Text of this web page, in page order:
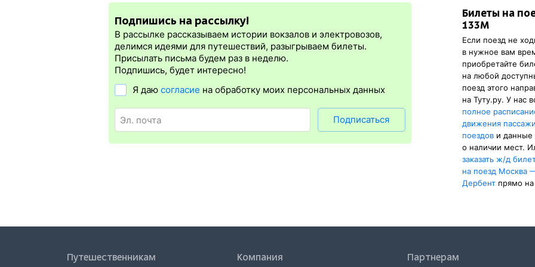
нужна электронная регистрация.
Электронная регистрацияпроизводится Электронная регистрация
— это
которая упрощает жизнь пассажиру. Её плюс в том, что не требуется ехать на вокзал и получать жд билет
бланке.Электронная регистрациядоступна почти для всех заказов, исключение составляют поезда
дорог СНГ. Для посадки в поезд будет нужен оригинал удостоверения личности, указанный в электронном
билете. А в случае отсутствия электронной регистрации еще и распечатка посадочного купона.
Подпишись на рассылку!
В рассылке рассказываем истории вокзалов и электровозов,
делимся идеями для путешествий, разыгрываем билеты.
Присылать письма будем раз в неделю.
Подпишись, будет интересно!
Я даю согласие на обработку моих персональных данных
Подписаться
Билеты на
133М
Если поезд не
в нужное вам
приобретайте
на любой
поезд этого
на Туту.ру. У нас
полное
движения
поездов и данные
о наличии мест.
заказатьж/д
на поезд Москва
Дербент прямо на
Путешественникам Компания Партнерам